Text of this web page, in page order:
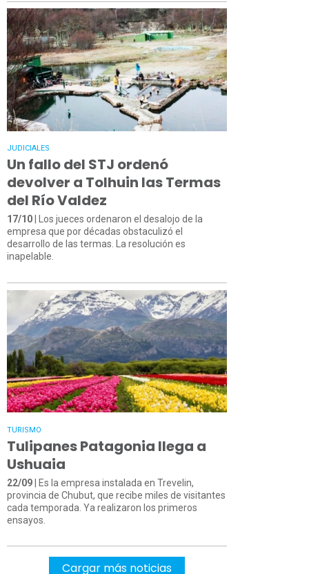
JUDICIALES
Un fallo del STJ ordenó
devolver a Tolhuin las Termas
del Río Valdez
17/10 | Los jueces ordenaron el desalojo de la
empresa que por décadas obstaculizó el
desarrollo de las termas. La resolución es
inapelable.
TURISMO
Tulipanes Patagonia llega a
Ushuaia
22/09 | Es la empresa instalada en Trevelin,
provincia de Chubut, que recibe miles de visitantes
cada temporada. Ya realizaron los primeros
ensayos.
Cargar más noticias